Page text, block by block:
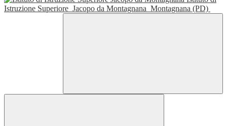
Istruzione Superiore Jacopo da Montagnana Montagnana (PD)